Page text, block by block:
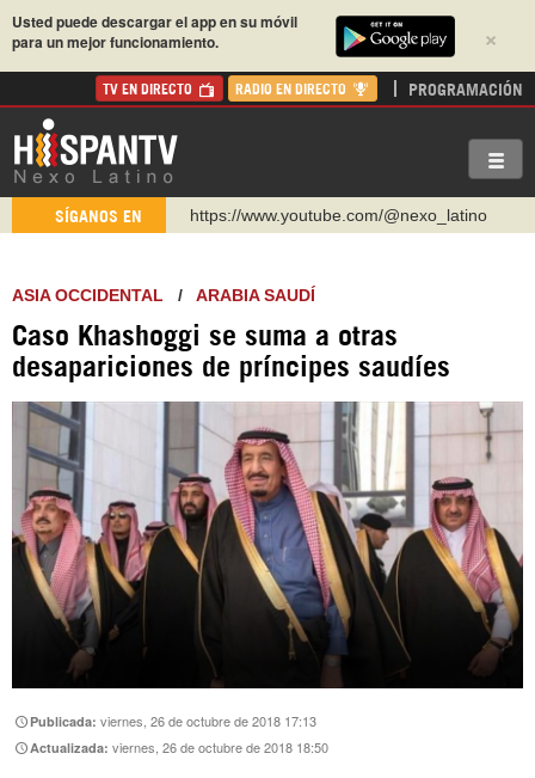
×
Usted puede descargar el app en su móvil
para un mejor funcionamiento.
TV EN DIRECTO RADIO EN DIRECTO PROGRAMACIÓN
SÍGANOS EN
https://www.youtube.com/@nexo_latino
https://t.me/hispantvcanal
https://urmedium.com/c/hispantv
WhatsApp y Viber: +98 921 79 29 404
https://www.facebook.com/Nexolatino.Canal
ASIA OCCIDENTAL / ARABIA SAUDÍ
Caso Khashoggi se suma a otras
desapariciones de príncipes saudíes
Publicada:viernes, 26 de octubre de 2018 17:13
Actualizada:viernes, 26 de octubre de 2018 18:50